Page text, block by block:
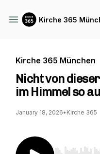
Kirche 365
Kirche 365 München
Nicht von
im Himmel so
January 18, 2026• Kirche 365